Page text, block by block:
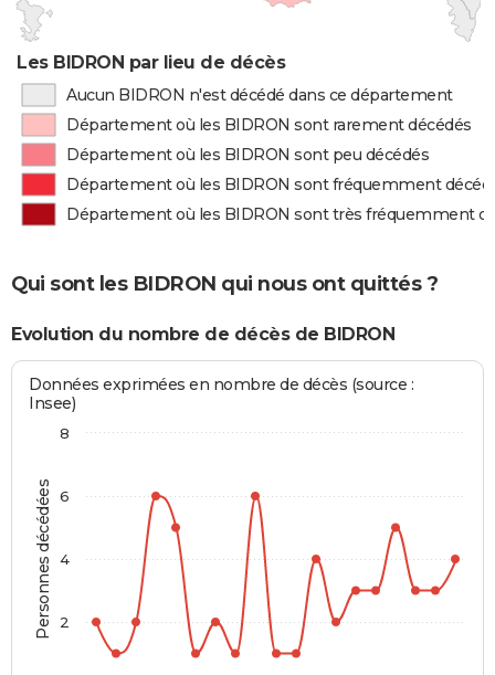
Les BIDRON par lieu de décès
Aucun BIDRON n'est décédé dans ce département
Département où les BIDRON sont rarement décédés
Département où les BIDRON sont peu décédés
Département où les BIDRON sont fréquemment
Département où les BIDRON sont très fréquemment
Qui sont les BIDRON qui nous ont quittés ?
Evolution du nombre de décès de BIDRON
Personnes décédées
Données exprimées en nombre de décès (source :
Insee)
2
4
6
8